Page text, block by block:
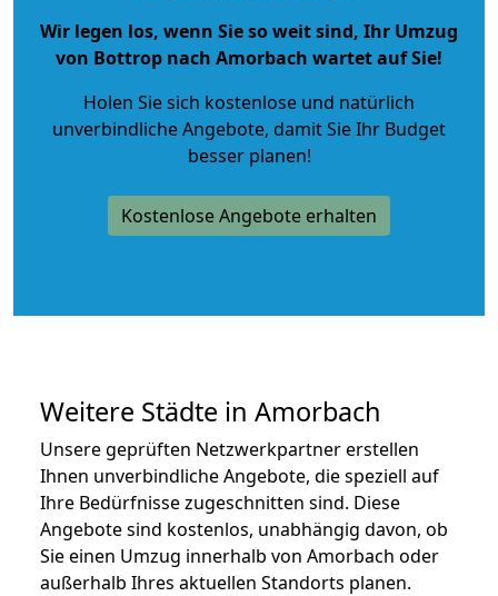
Wir legen los, wenn Sie so weit sind, Ihr Umzug
von Bottrop nach Amorbach wartet auf Sie!
Holen Sie sich kostenlose und natürlich
unverbindliche Angebote, damit Sie Ihr Budget
besser planen!
Kostenlose Angebote erhalten
Weitere Städte in Amorbach
Unsere geprüften Netzwerkpartner erstellen
Ihnen unverbindliche Angebote, die speziell auf
Ihre Bedürfnisse zugeschnitten sind. Diese
Angebote sind kostenlos, unabhängig davon, ob
Sie einen Umzug innerhalb von Amorbach oder
außerhalb Ihres aktuellen Standorts planen.